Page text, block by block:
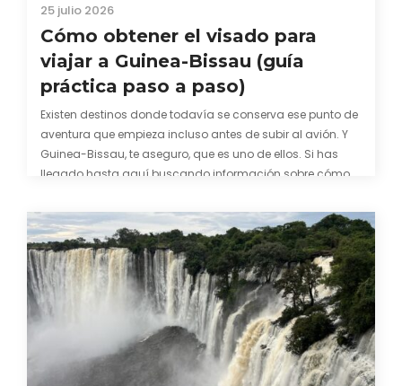
25 julio 2026
Cómo obtener el visado para
viajar a Guinea-Bissau (guía
práctica paso a paso)
Existen destinos donde todavía se conserva ese punto de
aventura que empieza incluso antes de subir al avión. Y
Guinea-Bissau, te aseguro, que es uno de ellos. Si has
llegado hasta aquí buscando información sobre cómo
probablemente ya te hayas encontrado con que…